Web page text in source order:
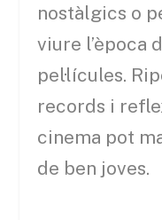
nostàlgics o
viure l’època
pel·lícules.
records i
cinema pot
de ben joves.